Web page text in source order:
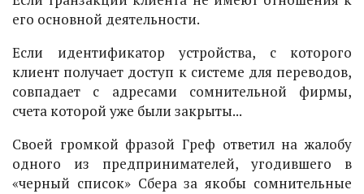
его основной деятельности.
Если идентификатор устройства, с которого
клиент получает доступ к системе для переводов,
совпадает с адресами сомнительной фирмы,
счета которой уже были закрыты...
Своей громкой фразой Греф ответил на жалобу
одного из предпринимателей, угодившего в
«черный список» Сбера за якобы сомнительные